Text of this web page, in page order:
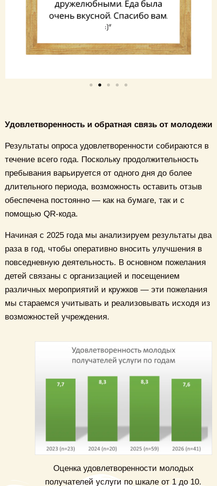
Удовлетворенность и обратная связь от молодежи
Результаты опроса удовлетворенности собираются в
течение всего года. Поскольку продолжительность
пребывания варьируется от одного дня до более
длительного периода, возможность оставить отзыв
обеспечена постоянно — как на бумаге, так и с
помощью QR-кода.
Начиная с 2025 года мы анализируем результаты два
раза в год, чтобы оперативно вносить улучшения в
повседневную деятельность. В основном пожелания
детей связаны с организацией и посещением
различных мероприятий и кружков — эти пожелания
мы стараемся учитывать и реализовывать исходя из
возможностей учреждения.
Оценка удовлетворенности молодых
получателей услуги по шкале от 1 до 10.